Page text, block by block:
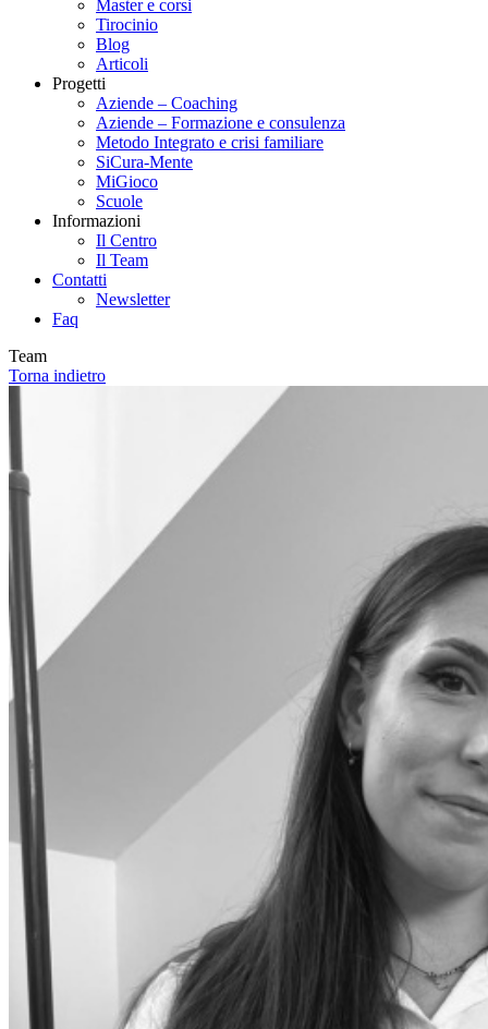
Master e corsi
Tirocinio
Blog
Articoli
Progetti
Aziende – Coaching
Aziende – Formazione e consulenza
Metodo Integrato e crisi familiare
SiCura-Mente
MiGioco
Scuole
Informazioni
Il Centro
Il Team
Contatti
Newsletter
Faq
Team
Torna indietro